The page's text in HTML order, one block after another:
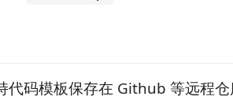
代码模板保存在 Github 等远程